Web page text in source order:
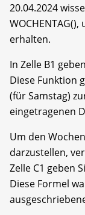
20.04.2024
erhalten.
In Zelle B1
Diese Funktion
(für Samstag)
eingetragenen
Um den
darzustellen,
Zelle C1 geben
Diese Formel